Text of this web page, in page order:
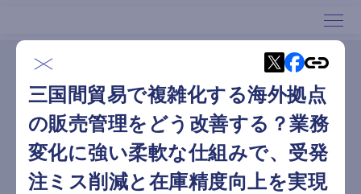
ホーム
サービス
導入事例
セミナー
会社概要
ホーム
導入事例
サービス資料ダウンロード
三国間貿易で複雑化する海外拠点
の販売管理をどう改善する？業務
変化に強い柔軟な仕組みで、受発
注ミス削減と在庫精度向上を実現